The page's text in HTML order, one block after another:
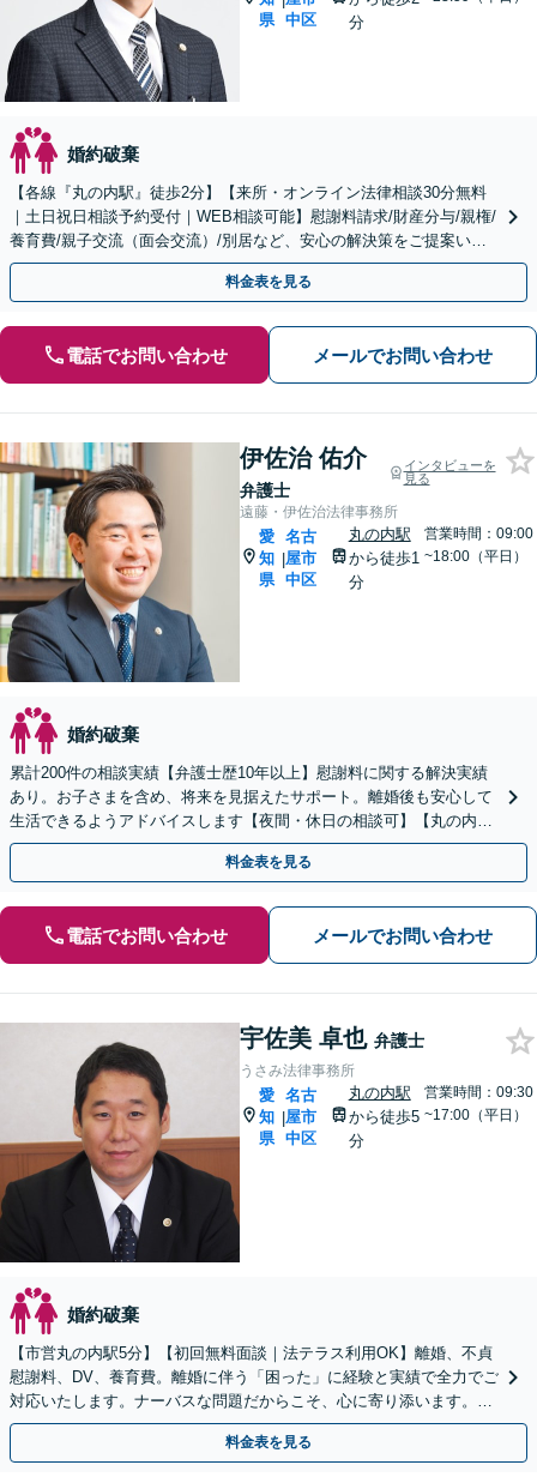
県 中区
分
婚約破棄
【各線『丸の内駅』徒歩2分】【来所・オンライン法律相談30分無料
｜土日祝日相談予約受付｜WEB相談可能】慰謝料請求/財産分与/親権/
養育費/親子交流（面会交流）/別居など、安心の解決策をご提案いた
します
料金表を見る
電話でお問い合わせ メールでお問い合わせ
伊佐治 佑介
弁護士
インタビューを
見る
遠藤・伊佐治法律事務所
愛
知
県
|
名古
屋市
中区
丸の内駅
から徒歩1
分
営業時間：09:00
~18:00（平日）
婚約破棄
累計200件の相談実績【弁護士歴10年以上】慰謝料に関する解決実績
あり。お子さまを含め、将来を見据えたサポート。離婚後も安心して
生活できるようアドバイスします【夜間・休日の相談可】【丸の内駅
2分】
料金表を見る
電話でお問い合わせ メールでお問い合わせ
宇佐美 卓也 弁護士
うさみ法律事務所
愛
知
県
|
名古
屋市
中区
丸の内駅
から徒歩5
分
営業時間：09:30
~17:00（平日）
婚約破棄
【市営丸の内駅5分】【初回無料面談｜法テラス利用OK】離婚、不貞
慰謝料、DV、養育費。離婚に伴う「困った」に経験と実績で全力でご
対応いたします。ナーバスな問題だからこそ、心に寄り添います。話
しやすい弁護士です。まずはお気軽にご相談を！
料金表を見る